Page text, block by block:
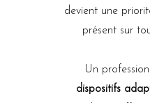
devient une
présent sur
Un
dispositifs